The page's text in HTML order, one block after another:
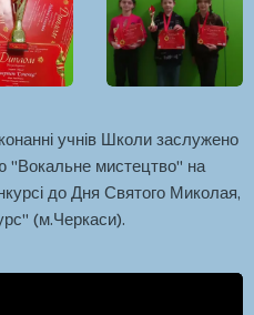
учнів Школи заслужено
"Вокальне мистецтво" на
до Дня Святого Миколая,
(м.Черкаси).